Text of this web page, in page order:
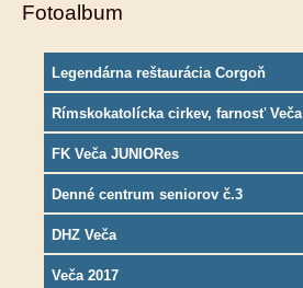
Fotoalbum
Legendárna reštaurácia Corgoň
Rímskokatolícka cirkev, farnosť Veča
FK Veča JUNIORes
Denné centrum seniorov č.3
DHZ Veča
Veča 2017